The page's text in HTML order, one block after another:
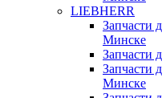
LIEBHERR
Запчасти
Минске
Запчасти
Запчасти
Минске